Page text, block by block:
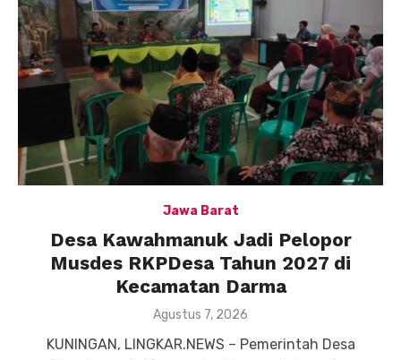
Jawa Barat
Desa Kawahmanuk Jadi Pelopor
Musdes RKPDesa Tahun 2027 di
Kecamatan Darma
Posted
Agustus 7, 2026
KUNINGAN, LINGKAR.NEWS – Pemerintah Desa